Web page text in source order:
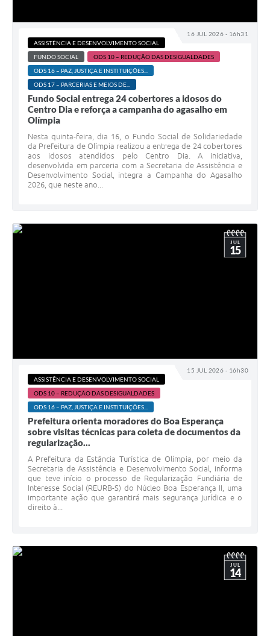
16 JUL 2026 - 16h31
ASSISTÊNCIA E DESENVOLVIMENTO SOCIAL
FUNDO SOCIAL
ODS 10 – REDUÇÃO DAS DESIGUALDADES
ODS 16 – PAZ, JUSTIÇA E INSTITUIÇÕES...
ODS 17 – PARCERIAS E MEIOS DE...
Fundo Social entrega 24 cobertores a idosos do
Centro Dia e reforça a campanha do agasalho em
Olímpia
Nesta quinta-feira, dia 16, o Fundo Social de Solidariedade
da Prefeitura de Olímpia realizou a entrega de 24 cobertores
aos idosos atendidos pelo Centro Dia. A iniciativa,
desenvolvida em parceria com a Secretaria de Assistência e
Desenvolvimento Social, integra a Campanha do Agasalho
2026, que neste ano...
15 JUL 2026 - 16h30
JUL
15
ASSISTÊNCIA E DESENVOLVIMENTO SOCIAL
ODS 10 – REDUÇÃO DAS DESIGUALDADES
ODS 16 – PAZ, JUSTIÇA E INSTITUIÇÕES...
Prefeitura orienta moradores do Boa Esperança
sobre visitas técnicas para coleta de documentos da
regularização...
A Prefeitura da Estância Turística de Olímpia, por meio da
Secretaria de Assistência e Desenvolvimento Social, informa
que teve início o processo de Regularização Fundiária de
Interesse Social (REURB-S) do Núcleo Boa Esperança II, uma
importante ação que garantirá mais segurança jurídica e o
direito à...
JUL
14